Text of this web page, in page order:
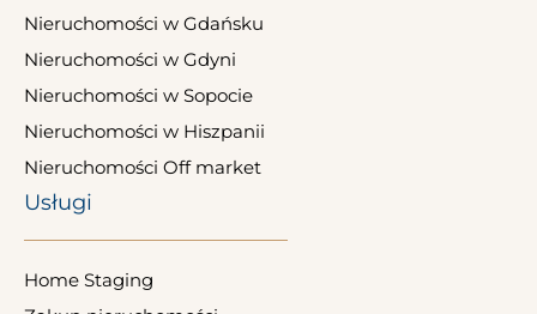
Nieruchomości w Gdańsku
Nieruchomości w Gdyni
Nieruchomości w Sopocie
Nieruchomości w Hiszpanii
Nieruchomości Off market
Usługi
Home Staging